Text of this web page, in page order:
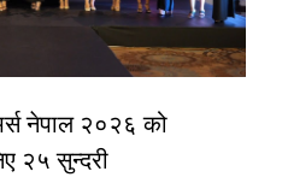
नेपाल २०२६ को
२५ सुन्दरी